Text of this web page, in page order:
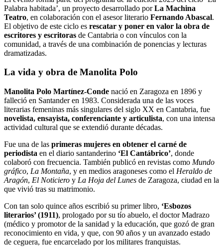
Palabra habitada’, un proyecto desarrollado porLa Machina
Teatro, en colaboración con el asesor literario Fernando Abascal.
El objetivo de este ciclo es rescatar y poner en valor la obra de
escritores y escritoras de Cantabria o con vínculos con la
comunidad, a través de una combinación de ponencias y lecturas
dramatizadas.
La vida y obra de Manolita Polo
Manolita Polo Martínez-Conde nació en Zaragoza en 1896 y
falleció en Santander en 1983. Considerada una de las voces
literarias femeninas más singulares del siglo XX en Cantabria, fue
novelista, ensayista, conferenciante y articulista, con una intensa
actividad cultural que se extendió durante décadas.
Fue una de las primeras mujeres en obtener el carné de
periodista en el diario santanderino ‘El Cantábrico’, donde
colaboró con frecuencia. También publicó en revistas como Mundo
gráfico, La Montaña, y en medios aragoneses como el Heraldo de
Aragón, El Noticiero y La Hoja del Lunes de Zaragoza, ciudad en la
que vivió tras su matrimonio.
Con tan solo quince años escribió su primer libro, ‘Esbozos
literarios’ (1911), prologado por su tío abuelo, el doctor Madrazo
(médico y promotor de la sanidad y la educación, que gozó de gran
reconocimiento en vida, y que, con 90 años y un avanzado estado
de ceguera, fue encarcelado por los militares franquistas.